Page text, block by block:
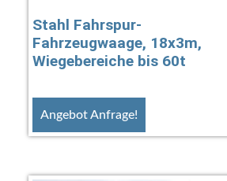
Stahl Fahrspur-
Fahrzeugwaage, 18x3m,
Wiegebereiche bis 60t
Angebot Anfrage!